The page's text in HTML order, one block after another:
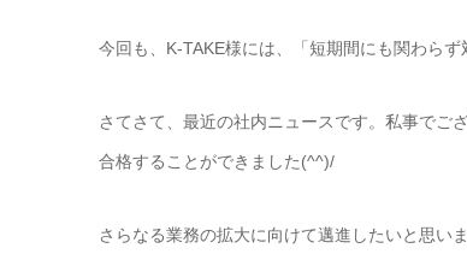
今回も、K-TAKE様には、「短期間にも関わら
さてさて、最近の社内ニュースです。私事で
合格することができました(^^)/
さらなる業務の拡大に向けて邁進したいと思い